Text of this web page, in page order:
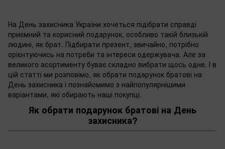
На День захисника України хочеться підібрати справді
приємний та корисний подарунок, особливо такій близькій
людині, як брат. Підбирати презент, звичайно, потрібно
орієнтуючись на потреби та інтереси одержувача. Але за
великого асортименту буває складно вибрати щось одне. І в
цій статті ми розповімо, як обрати подарунок братові на
День захисника і познайомимо з найпопулярнішими
варіантами, які обирають наші покупці.
Як обрати подарунок братові на День
захисника?